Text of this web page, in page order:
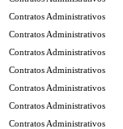
Contratos Administrativos
Contratos Administrativos
Contratos Administrativos
Contratos Administrativos
Contratos Administrativos
Contratos Administrativos
Contratos Administrativos